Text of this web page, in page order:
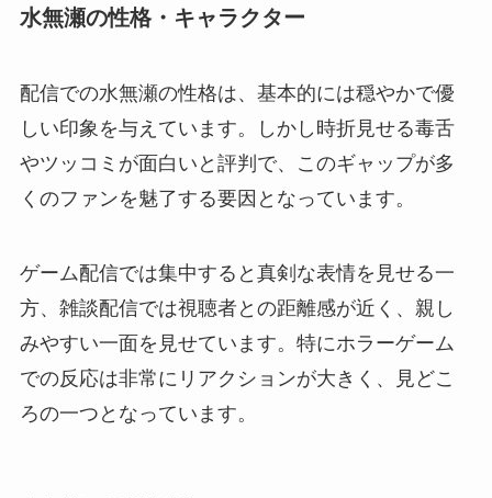
水無瀬の性格・キャラクター
配信での水無瀬の性格は、基本的には穏やかで優
しい印象を与えています。しかし時折見せる毒舌
やツッコミが面白いと評判で、このギャップが多
くのファンを魅了する要因となっています。
ゲーム配信では集中すると真剣な表情を見せる一
方、雑談配信では視聴者との距離感が近く、親し
みやすい一面を見せています。特にホラーゲーム
での反応は非常にリアクションが大きく、見どこ
ろの一つとなっています。